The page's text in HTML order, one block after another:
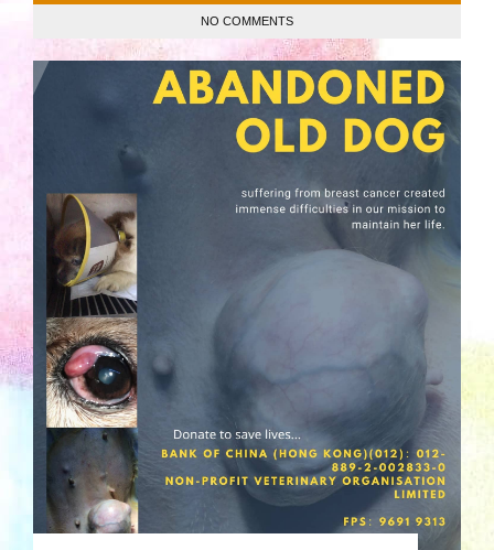
NO COMMENTS